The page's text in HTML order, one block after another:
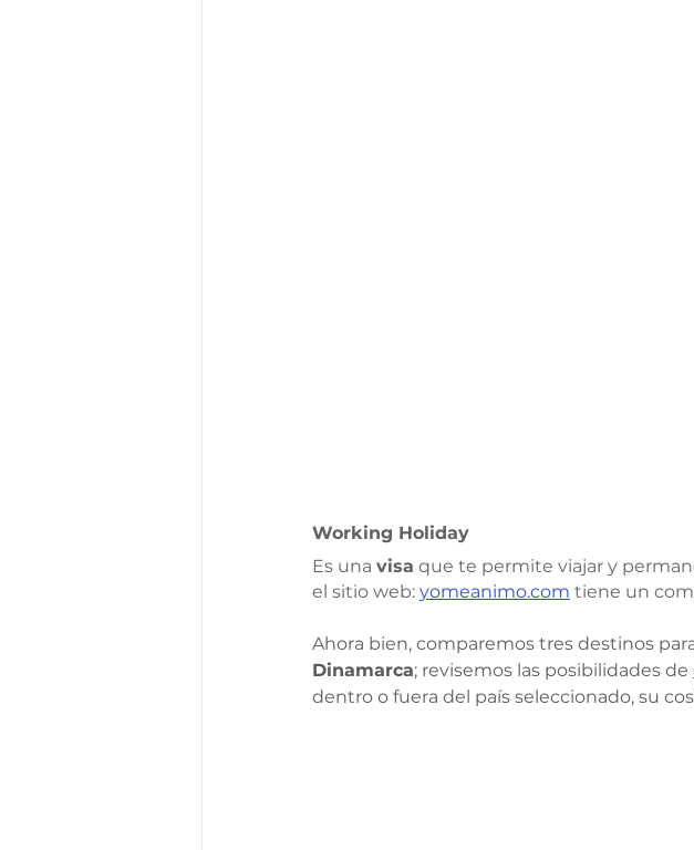
Working Holiday
Es una visa que te permite viajar y
el sitio web: yomeanimo.com tiene un
Ahora bien, comparemos tres destinos
Dinamarca; revisemos las posibilidades de
dentro o fuera del país seleccionado, su